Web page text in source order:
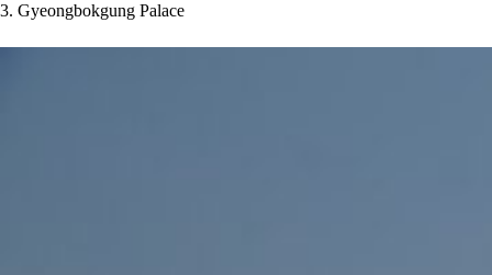
3. Gyeongbokgung Palace